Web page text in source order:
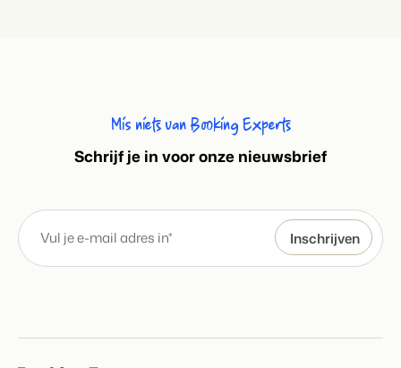
Mis niets van Booking Experts
Schrijf je in voor onze nieuwsbrief